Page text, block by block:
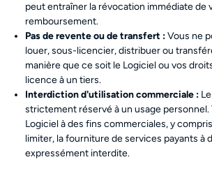
peut entraîner la révocation immédiate de
remboursement.
Pas de revente ou de transfert :Vous ne
louer, sous-licencier, distribuer ou
manière que ce soit le Logiciel ou vos
licence à un tiers.
Interdiction d'utilisation commerciale :
strictement réservé à un usage personnel.
Logiciel à des fins commerciales, y
limiter, la fourniture de services payants à
expressément interdite.